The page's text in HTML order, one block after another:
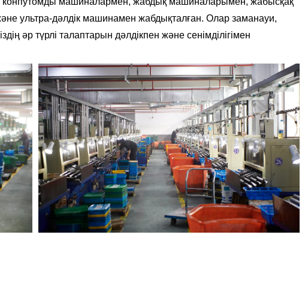
ультра-дәлдік машинамен жабдықталған. Олар заманауи,
әр түрлі талаптарын дәлдікпен және сенімділігімен